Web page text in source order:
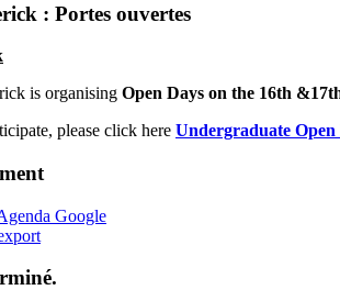
: Portes ouvertes
is organising Open Days on the 16th
please click here Undergraduate
Google